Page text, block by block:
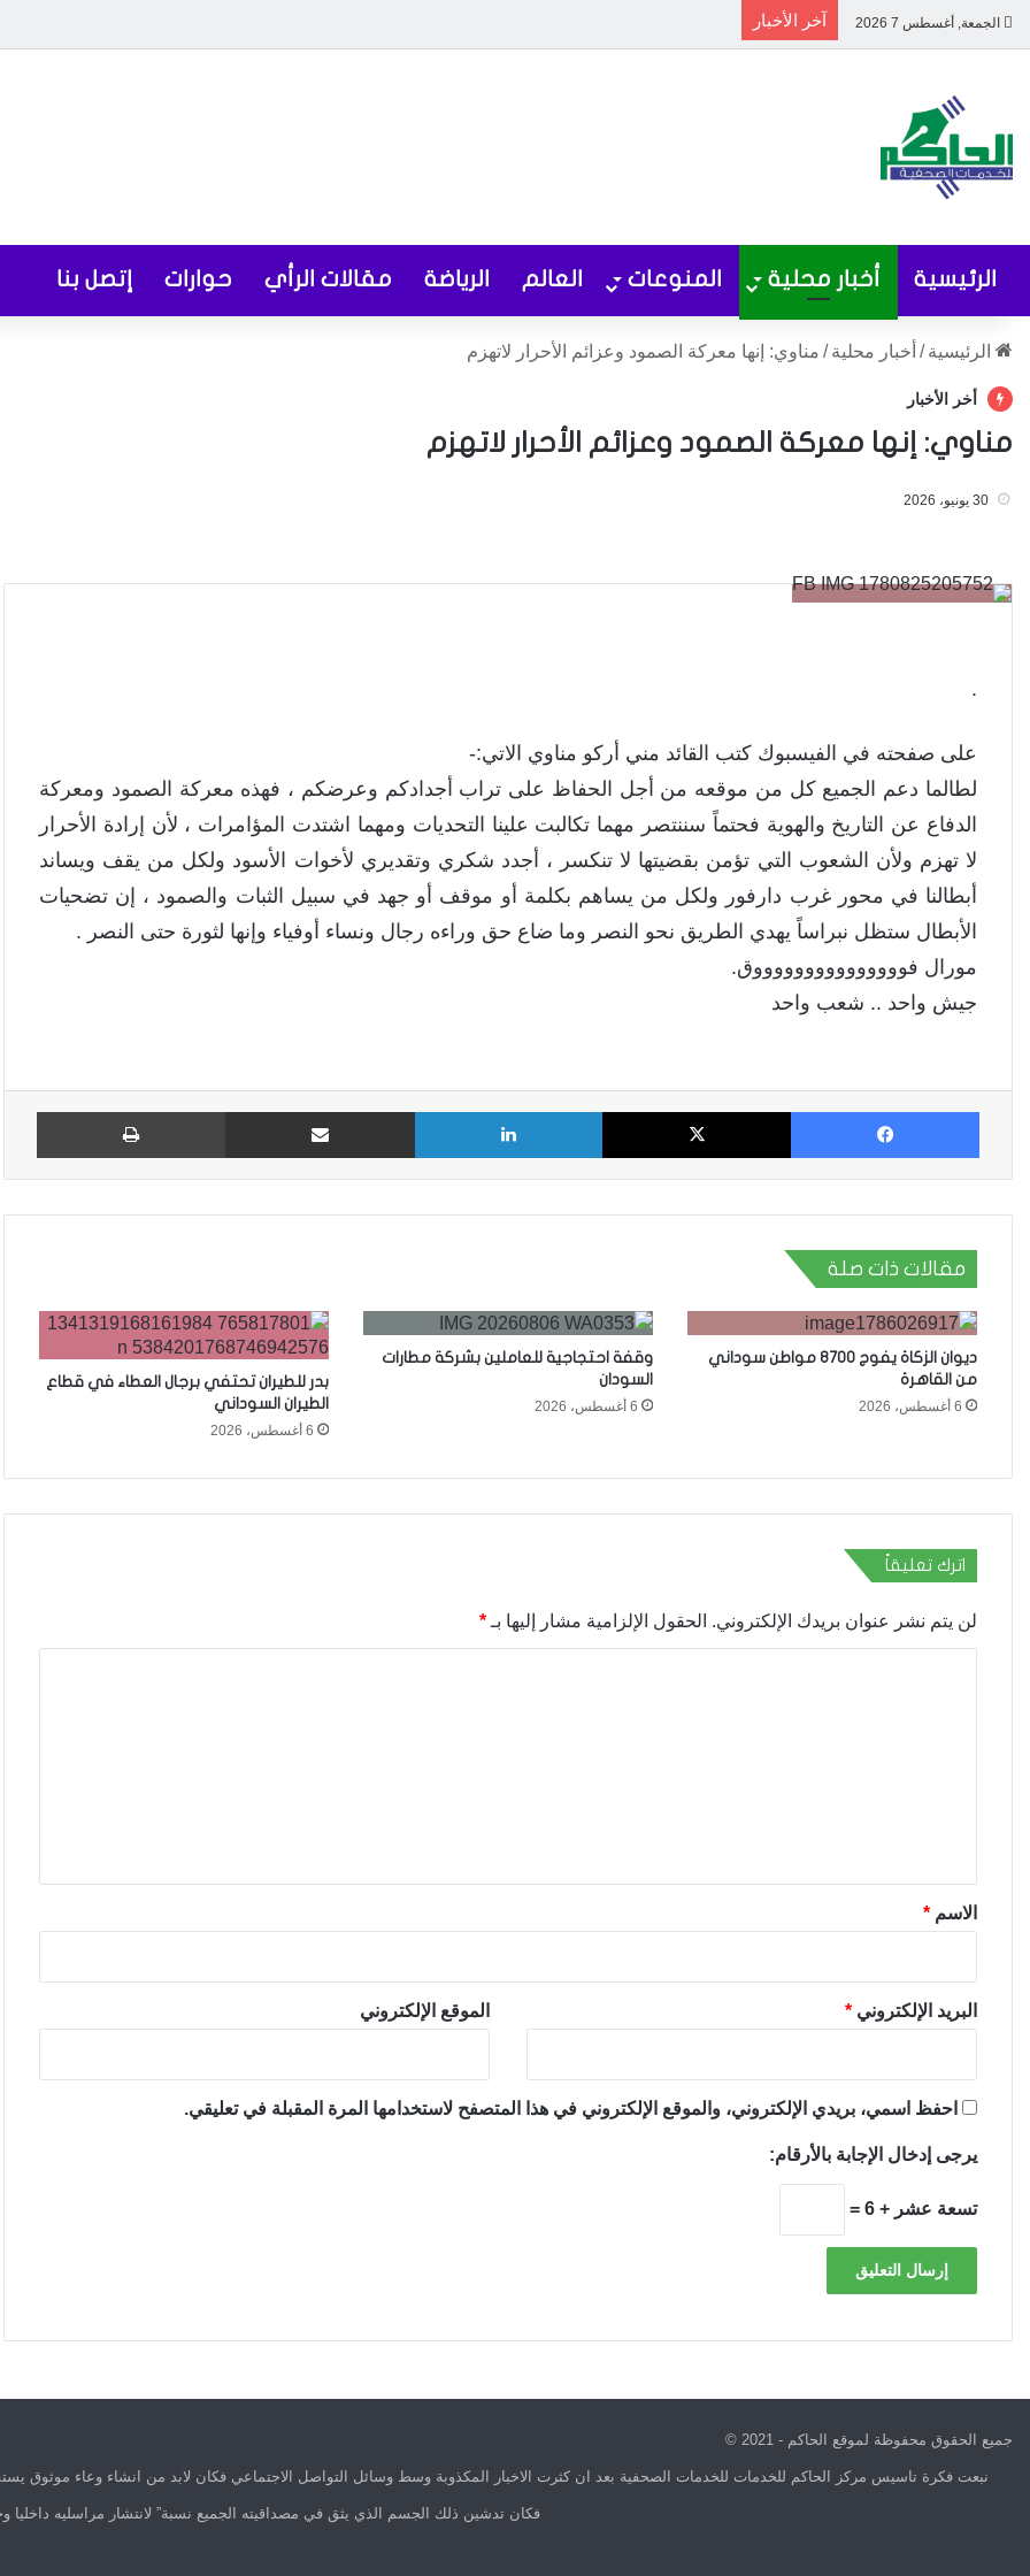
الجمعة, أغسطس 7 2026 آخر الأخبار
الرئيسية أخبار محلية المنوعات العالم الرياضة مقالات الرأي حوارات إتصل بنا
الرئيسية / أخبار محلية / مناوي: إنها معركة الصمود وعزائم الأحرار لاتهزم
أخر الأخبار
مناوي: إنها معركة الصمود وعزائم الأحرار لاتهزم
30 يونيو، 2026
.
على صفحته في الفيسبوك كتب القائد مني أركو مناوي الاتي:-
لطالما دعم الجميع كل من موقعه من أجل الحفاظ على تراب أجدادكم وعرضكم ، فهذه معركة الصمود ومعركة
الدفاع عن التاريخ والهوية فحتماً سننتصر مهما تكالبت علينا التحديات ومهما اشتدت المؤامرات ، لأن إرادة الأحرار
لا تهزم ولأن الشعوب التي تؤمن بقضيتها لا تنكسر ، أجدد شكري وتقديري لأخوات الأسود ولكل من يقف ويساند
أبطالنا في محور غرب دارفور ولكل من يساهم بكلمة أو موقف أو جهد في سبيل الثبات والصمود ، إن تضحيات
الأبطال ستظل نبراساً يهدي الطريق نحو النصر وما ضاع حق وراءه رجال ونساء أوفياء وإنها لثورة حتى النصر .
مورال فوووووووووووووووق.
جيش واحد .. شعب واحد
فيسبوك X لينكدإن مشاركة عبر البريد طباعة
مقالات ذات صلة
ديوان الزكاة يفوج 8700 مواطن سوداني
من القاهرة
6 أغسطس، 2026
وقفة احتجاجية للعاملين بشركة مطارات
السودان
6 أغسطس، 2026
بدر للطيران تحتفي برجال العطاء في قطاع
الطيران السوداني
6 أغسطس، 2026
اترك تعليقاً
لن يتم نشر عنوان بريدك الإلكتروني. الحقول الإلزامية مشار إليها بـ *
*الاسم *
البريد الإلكتروني * الموقع الإلكتروني
احفظ اسمي، بريدي الإلكتروني، والموقع الإلكتروني في هذا المتصفح لاستخدامها المرة المقبلة في تعليقي.
يرجى إدخال الإجابة بالأرقام:
تسعة عشر + 6 =
جميع الحقوق محفوظة لموقع الحاكم - 2021 ©
نبعت فكرة تاسيس مركز الحاكم للخدمات للخدمات الصحفية بعد ان كثرت الاخبار المكذوبة وسط وسائل التواصل الاجتماعي فكان لابد من انشاء وعاء موثوق
فكان تدشين ذلك الجسم الذي يثق في مصداقيته الجميع نسبة” لانتشار مراسليه داخليا